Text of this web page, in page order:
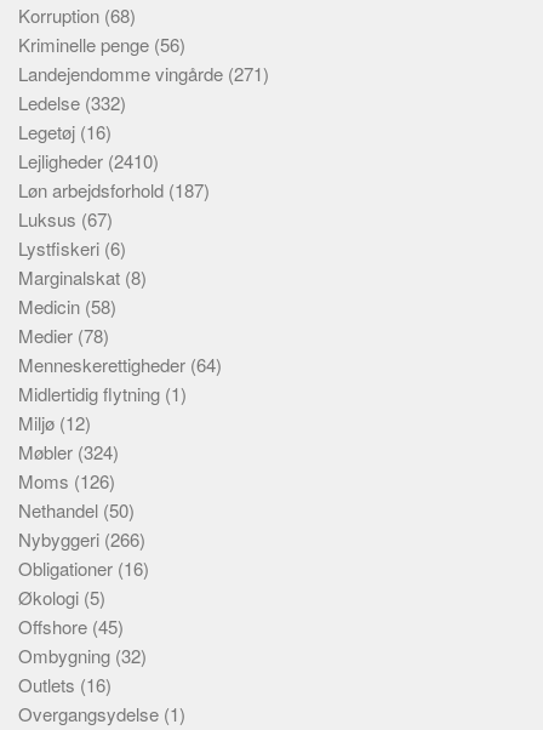
Korruption (68)
Kriminelle penge (56)
Landejendomme vingårde (271)
Ledelse (332)
Legetøj (16)
Lejligheder (2410)
Løn arbejdsforhold (187)
Luksus (67)
Lystfiskeri (6)
Marginalskat (8)
Medicin (58)
Medier (78)
Menneskerettigheder (64)
Midlertidig flytning (1)
Miljø (12)
Møbler (324)
Moms (126)
Nethandel (50)
Nybyggeri (266)
Obligationer (16)
Økologi (5)
Offshore (45)
Ombygning (32)
Outlets (16)
Overgangsydelse (1)